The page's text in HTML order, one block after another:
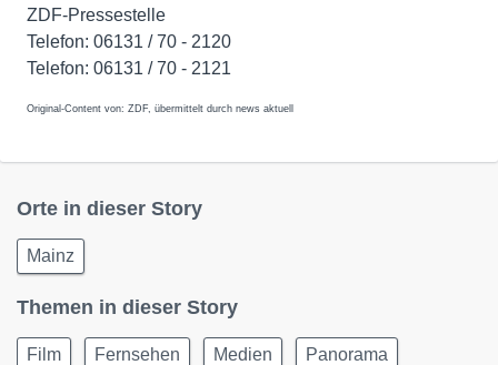
ZDF-Pressestelle
Telefon: 06131 / 70 - 2120
Telefon: 06131 / 70 - 2121
Original-Content von: ZDF, übermittelt durch news aktuell
Orte in dieser Story
Mainz
Themen in dieser Story
Film Fernsehen Medien Panorama